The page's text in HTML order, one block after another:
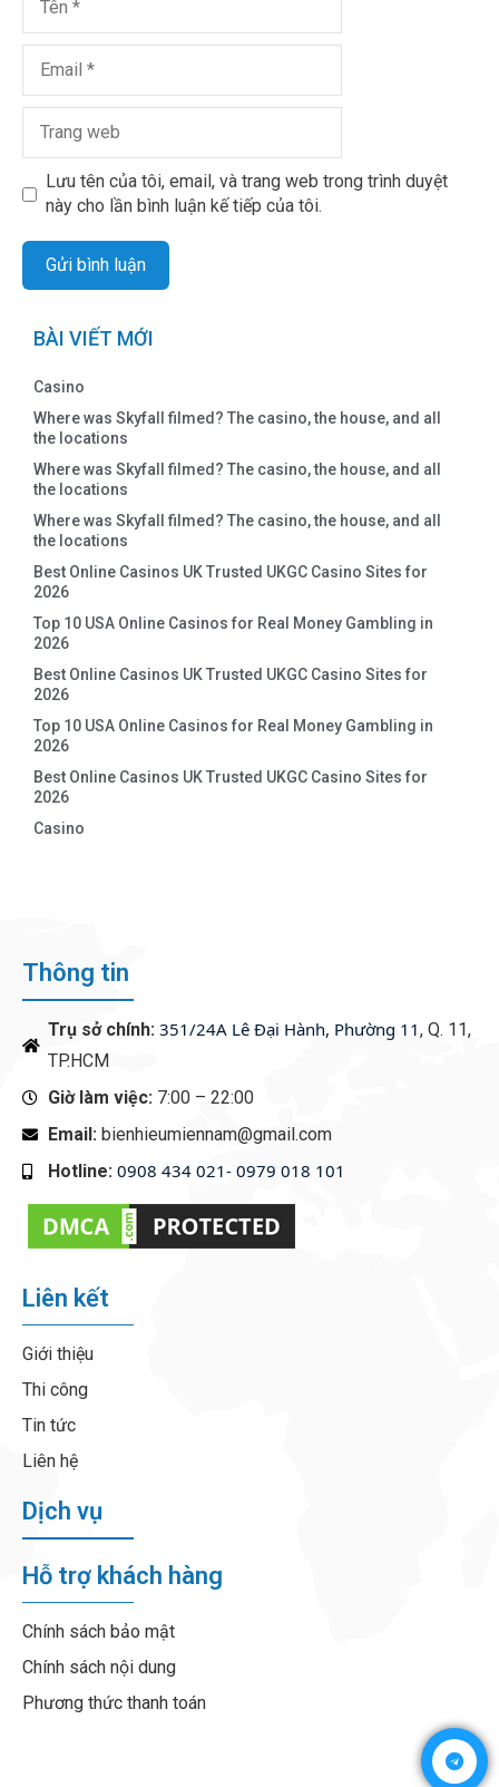
Lưu tên của tôi, email, và trang web trong trình duyệt
này cho lần bình luận kế tiếp của tôi.
BÀI VIẾT MỚI
Casino
Where was Skyfall filmed? The casino, the house, and all
the locations
Where was Skyfall filmed? The casino, the house, and all
the locations
Where was Skyfall filmed? The casino, the house, and all
the locations
Best Online Casinos UK Trusted UKGC Casino Sites for
2026
Top 10 USA Online Casinos for Real Money Gambling in
2026
Best Online Casinos UK Trusted UKGC Casino Sites for
2026
Top 10 USA Online Casinos for Real Money Gambling in
2026
Best Online Casinos UK Trusted UKGC Casino Sites for
2026
Casino
Thông tin
Trụ sở chính: 351/24A Lê Đại Hành, Phường 11, Q. 11,
TP.HCM
Giờ làm việc: 7:00 – 22:00
Email: bienhieumiennam@gmail.com
Hotline: 0908 434 021- 0979 018 101
Liên kết
Giới thiệu
Thi công
Tin tức
Liên hệ
Dịch vụ
Hỗ trợ khách hàng
Chính sách bảo mật
Chính sách nội dung
Phương thức thanh toán